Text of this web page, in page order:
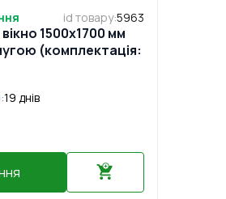
id товару:5963
1500x1700 мм
(комплектація:
:19 днів